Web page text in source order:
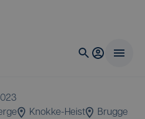
Knokke-Heist
Brugge